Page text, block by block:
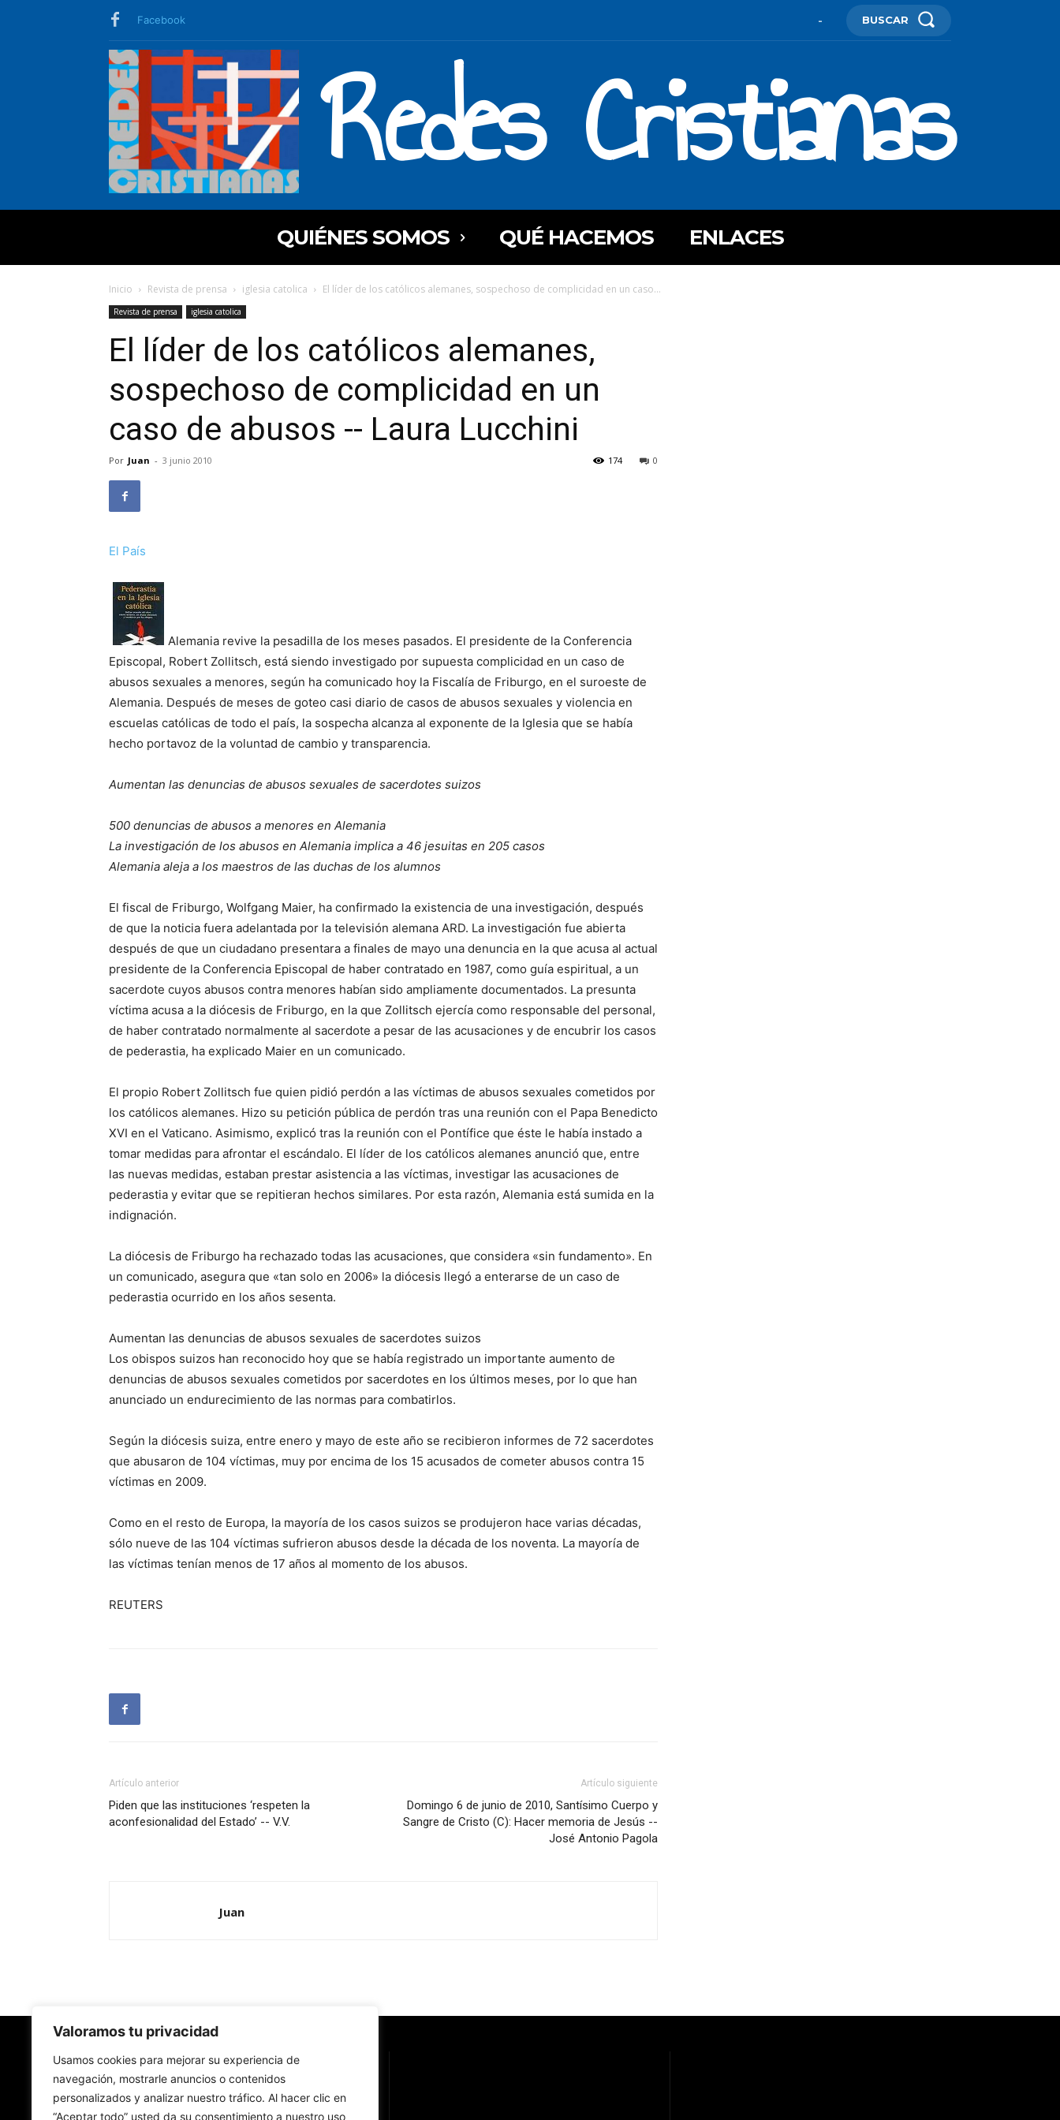
Valoramos tu privacidad
Usamos cookies para mejorar su experiencia de
navegación, mostrarle anuncios o contenidos
personalizados y analizar nuestro tráfico. Al hacer clic en
“Aceptar todo” usted da su consentimiento a nuestro uso
Facebook - BUSCAR
Redes Cristianas
QUIÉNES SOMOS QUÉ HACEMOS ENLACES
Inicio Revista de prensa iglesia catolica El líder de los católicos alemanes, sospechoso de complicidad en un caso...
Revista de prensa iglesia catolica
El líder de los católicos alemanes,
sospechoso de complicidad en un
caso de abusos -- Laura Lucchini
Por Juan - 3 junio 2010 0
174
El País
Alemania revive la pesadilla de los meses pasados. El presidente de la Conferencia
Episcopal, Robert Zollitsch, está siendo investigado por supuesta complicidad en un caso de
abusos sexuales a menores, según ha comunicado hoy la Fiscalía de Friburgo, en el suroeste de
Alemania. Después de meses de goteo casi diario de casos de abusos sexuales y violencia en
escuelas católicas de todo el país, la sospecha alcanza al exponente de la Iglesia que se había
hecho portavoz de la voluntad de cambio y transparencia.
Aumentan las denuncias de abusos sexuales de sacerdotes suizos
500 denuncias de abusos a menores en Alemania
La investigación de los abusos en Alemania implica a 46 jesuitas en 205 casos
Alemania aleja a los maestros de las duchas de los alumnos
El fiscal de Friburgo, Wolfgang Maier, ha confirmado la existencia de una investigación, después
de que la noticia fuera adelantada por la televisión alemana ARD. La investigación fue abierta
después de que un ciudadano presentara a finales de mayo una denuncia en la que acusa al actual
presidente de la Conferencia Episcopal de haber contratado en 1987, como guía espiritual, a un
sacerdote cuyos abusos contra menores habían sido ampliamente documentados. La presunta
víctima acusa a la diócesis de Friburgo, en la que Zollitsch ejercía como responsable del personal,
de haber contratado normalmente al sacerdote a pesar de las acusaciones y de encubrir los casos
de pederastia, ha explicado Maier en un comunicado.
El propio Robert Zollitsch fue quien pidió perdón a las víctimas de abusos sexuales cometidos por
los católicos alemanes. Hizo su petición pública de perdón tras una reunión con el Papa Benedicto
XVI en el Vaticano. Asimismo, explicó tras la reunión con el Pontífice que éste le había instado a
tomar medidas para afrontar el escándalo. El líder de los católicos alemanes anunció que, entre
las nuevas medidas, estaban prestar asistencia a las víctimas, investigar las acusaciones de
pederastia y evitar que se repitieran hechos similares. Por esta razón, Alemania está sumida en la
indignación.
La diócesis de Friburgo ha rechazado todas las acusaciones, que considera «sin fundamento». En
un comunicado, asegura que «tan solo en 2006» la diócesis llegó a enterarse de un caso de
pederastia ocurrido en los años sesenta.
Aumentan las denuncias de abusos sexuales de sacerdotes suizos
Los obispos suizos han reconocido hoy que se había registrado un importante aumento de
denuncias de abusos sexuales cometidos por sacerdotes en los últimos meses, por lo que han
anunciado un endurecimiento de las normas para combatirlos.
Según la diócesis suiza, entre enero y mayo de este año se recibieron informes de 72 sacerdotes
que abusaron de 104 víctimas, muy por encima de los 15 acusados de cometer abusos contra 15
víctimas en 2009.
Como en el resto de Europa, la mayoría de los casos suizos se produjeron hace varias décadas,
sólo nueve de las 104 víctimas sufrieron abusos desde la década de los noventa. La mayoría de
las víctimas tenían menos de 17 años al momento de los abusos.
REUTERS
Artículo anterior
Piden que las instituciones ‘respeten la
aconfesionalidad del Estado’ -- V.V.
Artículo siguiente
Domingo 6 de junio de 2010, Santísimo Cuerpo y
Sangre de Cristo (C): Hacer memoria de Jesús --
José Antonio Pagola
Juan
Redes Cristianas
Una mirada alternativa sobre la Iglesia católica y la